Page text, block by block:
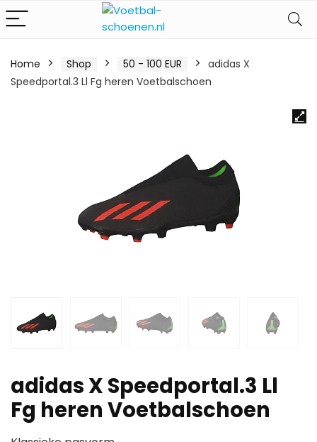
Home Shop 50 - 100 EUR
adidas X
Speedportal.3 Ll Fg heren Voetbalschoen
adidas X Speedportal.3 Ll
Fg heren Voetbalschoen